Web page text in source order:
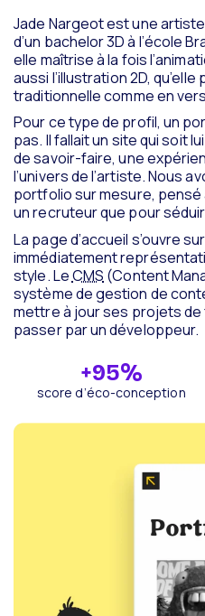
Jade Nargeot est une
d’un bachelor 3D à l’école
elle maîtrise à la fois
aussi l’illustration 2D,
traditionnelle comme en
Pour ce type de profil, un
pas. Il fallait un site qui soit
de savoir-faire, une
l’univers de l’artiste. Nous
portfolio sur mesure,
un recruteur que pour
La page d’accueil s’ouvre
immédiatement
style. LeCMS (Content
système de gestion de
mettre à jour ses projets
passer par un développeur.
+95%
score d’éco-conception